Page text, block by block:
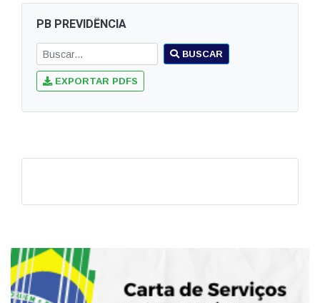
PB PREVIDÊNCIA
BUSCAR
EXPORTAR PDFS